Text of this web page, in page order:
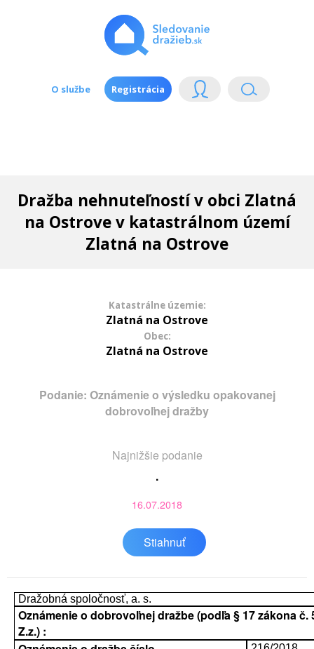
O službe Registrácia
Dražba nehnuteľností v obci Zlatná
na Ostrove v katastrálnom území
Zlatná na Ostrove
Katastrálne územie:
Zlatná na Ostrove
Obec:
Zlatná na Ostrove
Podanie: Oznámenie o výsledku opakovanej
dobrovoľnej dražby
Najnižšie podanie
.
16.07.2018
Stiahnuť
Dražobná spoločnosť, a. s.
Oznámenie o dobrovoľnej dražbe (podľa § 17 zákona č.
Z.z.) :